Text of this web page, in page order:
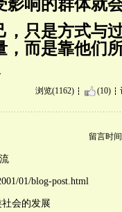
影响的群体就
，只是方式与
，而是靠他们
浏览(1162) (10)
留言时
01/blog-post.html
会的发展